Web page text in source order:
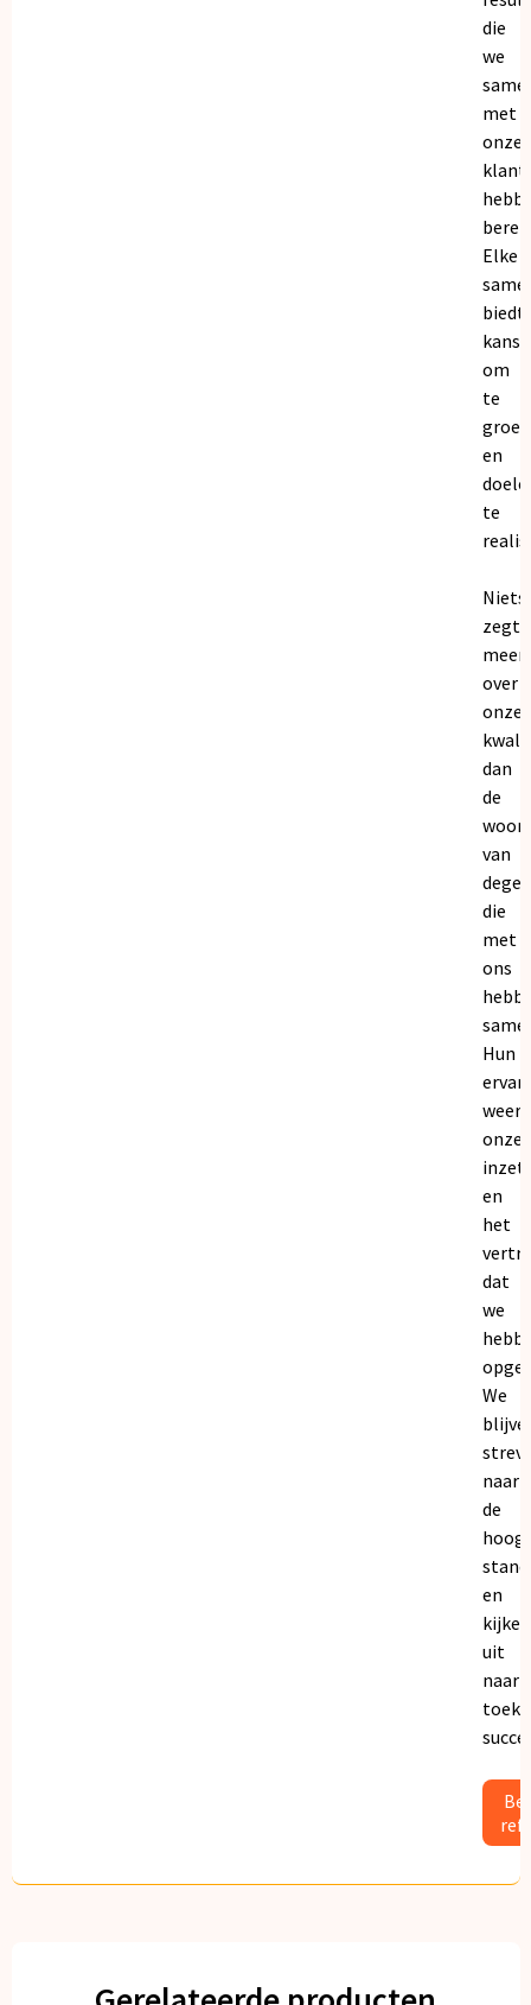
die
we
met
onze
Elke
biedt
om
te
en
te
Niets
zegt
meer
over
onze
dan
de
van
die
met
ons
Hun
onze
inzet
en
het
dat
we
We
naar
de
en
kijken
uit
naar